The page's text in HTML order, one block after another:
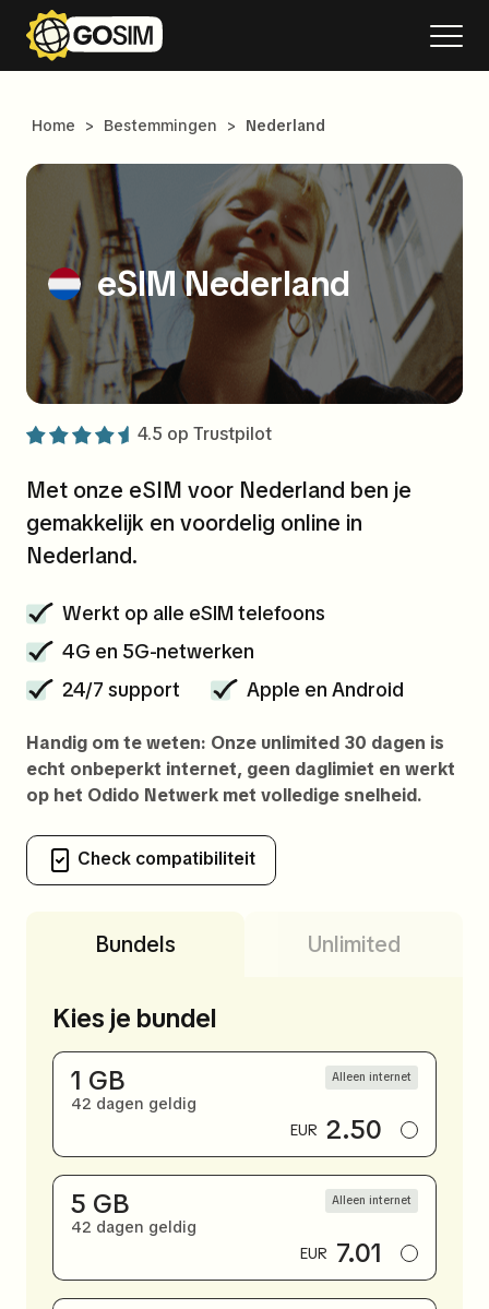
Home > Bestemmingen > Nederland
eSIM Nederland
4.5 op Trustpilot
Met onze eSIM voor Nederland ben je
gemakkelijk en voordelig online in
Nederland.
Werkt op alle eSIM telefoons
4G en 5G-netwerken
24/7 support
Apple en Android
Handig om te weten: Onze unlimited 30 dagen is
echt onbeperkt internet, geen daglimiet en werkt
op het Odido Netwerk met volledige snelheid.
Check compatibiliteit
Bundels Unlimited
Kies je bundel
1 GB
42 dagen geldig
Alleen internet
EUR 2.50
5 GB
42 dagen geldig
Alleen internet
EUR 7.01